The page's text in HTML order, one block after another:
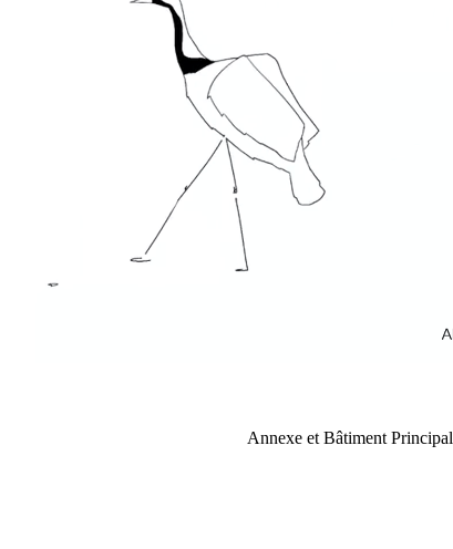
Annexe et Bâtiment Principal